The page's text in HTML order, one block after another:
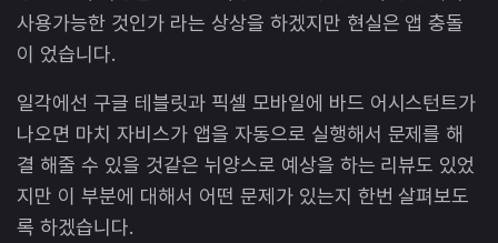
사용가능한 것인가 라는 상상을 하겠지만 현실은 앱 충돌
이 었습니다.
일각에선 구글 테블릿과 픽셀 모바일에 바드 어시스턴트가
나오면 마치 자비스가 앱을 자동으로 실행해서 문제를 해
결 해줄 수 있을 것같은 뉘양스로 예상을 하는 리뷰도 있었
지만 이 부분에 대해서 어떤 문제가 있는지 한번 살펴보도
록 하겠습니다.